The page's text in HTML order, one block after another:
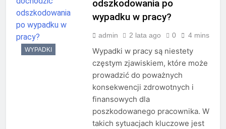
WYPADKI
odszkodowania po
wypadku w pracy?
admin 2 lata ago 0 4 mins
Wypadki w pracy są niestety
częstym zjawiskiem, które może
prowadzić do poważnych
konsekwencji zdrowotnych i
finansowych dla
poszkodowanego pracownika. W
takich sytuacjach kluczowe jest